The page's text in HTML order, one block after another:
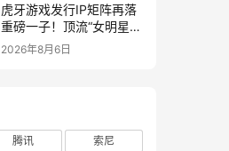
虎牙游戏发行IP矩阵再落
重磅一子！顶流“女明星”
ZANMANG LOOPY 正版
2026年8月6日
腾讯
索尼